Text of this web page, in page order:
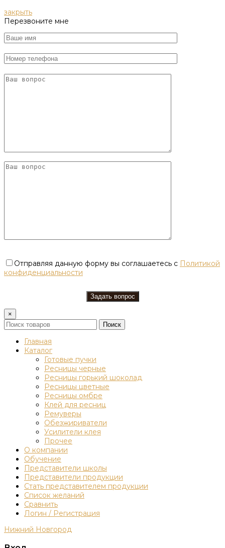
закрыть
Перезвоните мне
Отправляя данную форму вы соглашаетесь с Политикой
конфиденциальности
×
Поиск
Главная
Каталог
Готовые пучки
Ресницы черные
Ресницы горький шоколад
Ресницы цветные
Ресницы омбре
Клей для ресниц
Ремуверы
Обезжириватели
Усилители клея
Прочее
О компании
Обучение
Представители школы
Представители продукции
Стать представителем продукции
Список желаний
Сравнить
Логин / Регистрация
Нижний Новгород